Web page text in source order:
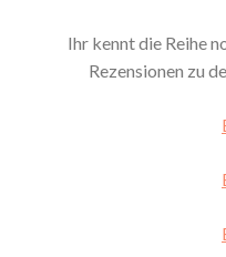
Ihr kennt die Reihe
Rezensionen zu